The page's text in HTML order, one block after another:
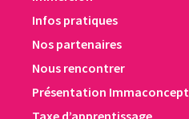
Infos pratiques
Nos partenaires
Nous rencontrer
Présentation Immaconcept
Taxe d’apprentissage